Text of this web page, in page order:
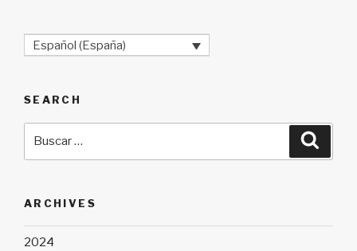
Español (España)
SEARCH
ARCHIVES
2024